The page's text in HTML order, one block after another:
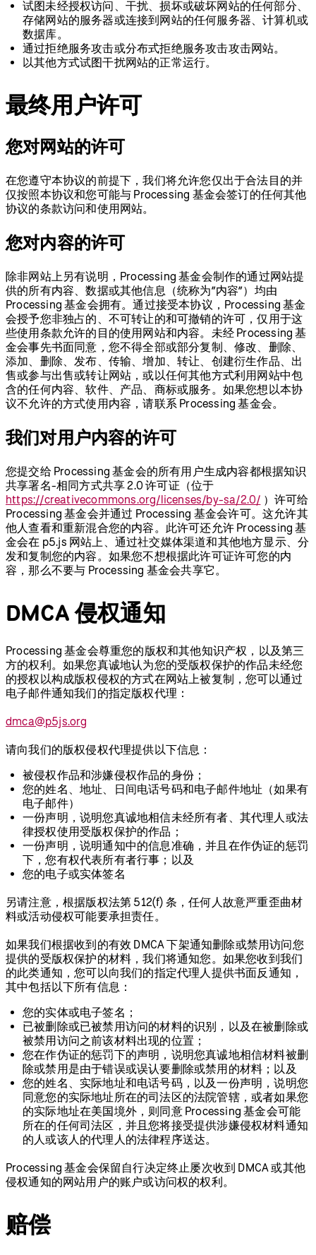
试图未经授权访问、干扰、损坏或破坏网站的任何部分、
存储网站的服务器或连接到网站的任何服务器、计算机或
数据库。
通过拒绝服务攻击或分布式拒绝服务攻击攻击网站。
以其他方式试图干扰网站的正常运行。
最终用户许可
您对网站的许可
在您遵守本协议的前提下，我们将允许您仅出于合法目的并
仅按照本协议和您可能与 Processing 基金会签订的任何其他
协议的条款访问和使用网站。
您对内容的许可
除非网站上另有说明，Processing 基金会制作的通过网站提
供的所有内容、数据或其他信息（统称为”内容”）均由
Processing 基金会拥有。通过接受本协议，Processing 基金
会授予您非独占的、不可转让的和可撤销的许可，仅用于这
些使用条款允许的目的使用网站和内容。未经 Processing 基
金会事先书面同意，您不得全部或部分复制、修改、删除、
添加、删除、发布、传输、增加、转让、创建衍生作品、出
售或参与出售或转让网站，或以任何其他方式利用网站中包
含的任何内容、软件、产品、商标或服务。如果您想以本协
议不允许的方式使用内容，请联系 Processing 基金会。
我们对用户内容的许可
您提交给 Processing 基金会的所有用户生成内容都根据知识
共享署名-相同方式共享 2.0 许可证（位于
https://creativecommons.org/licenses/by-sa/2.0/ ）许可给
Processing 基金会并通过 Processing 基金会许可。这允许其
他人查看和重新混合您的内容。此许可还允许 Processing 基
金会在 p5.js 网站上、通过社交媒体渠道和其他地方显示、分
发和复制您的内容。如果您不想根据此许可证许可您的内
容，那么不要与 Processing 基金会共享它。
DMCA 侵权通知
Processing 基金会尊重您的版权和其他知识产权，以及第三
方的权利。如果您真诚地认为您的受版权保护的作品未经您
的授权以构成版权侵权的方式在网站上被复制，您可以通过
电子邮件通知我们的指定版权代理：
dmca@p5js.org
请向我们的版权侵权代理提供以下信息：
被侵权作品和涉嫌侵权作品的身份；
您的姓名、地址、日间电话号码和电子邮件地址（如果有
电子邮件）
一份声明，说明您真诚地相信未经所有者、其代理人或法
律授权使用受版权保护的作品；
一份声明，说明通知中的信息准确，并且在作伪证的惩罚
下，您有权代表所有者行事；以及
您的电子或实体签名
另请注意，根据版权法第 512(f) 条，任何人故意严重歪曲材
料或活动侵权可能要承担责任。
如果我们根据收到的有效 DMCA 下架通知删除或禁用访问您
提供的受版权保护的材料，我们将通知您。如果您收到我们
的此类通知，您可以向我们的指定代理人提供书面反通知，
其中包括以下所有信息：
您的实体或电子签名；
已被删除或已被禁用访问的材料的识别，以及在被删除或
被禁用访问之前该材料出现的位置；
您在作伪证的惩罚下的声明，说明您真诚地相信材料被删
除或禁用是由于错误或误认要删除或禁用的材料；以及
您的姓名、实际地址和电话号码，以及一份声明，说明您
同意您的实际地址所在的司法区的法院管辖，或者如果您
的实际地址在美国境外，则同意 Processing 基金会可能
所在的任何司法区，并且您将接受提供涉嫌侵权材料通知
的人或该人的代理人的法律程序送达。
Processing 基金会保留自行决定终止屡次收到 DMCA 或其他
侵权通知的网站用户的账户或访问权的权利。
赔偿